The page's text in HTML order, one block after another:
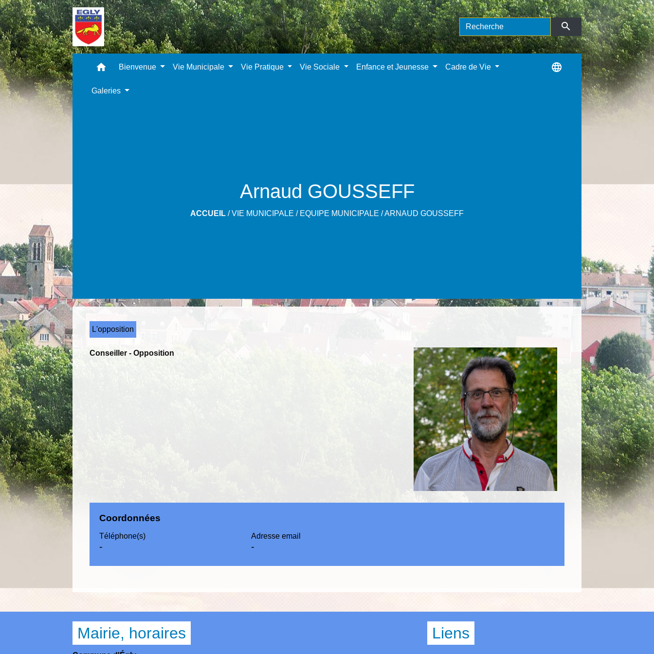
search
home Bienvenue Vie Municipale Vie Pratique Vie Sociale Enfance et Jeunesse Cadre de Vie
Galeries
language
Arnaud GOUSSEFF
ACCUEIL /VIE MUNICIPALE / EQUIPE MUNICIPALE /ARNAUD GOUSSEFF
L'opposition
Conseiller - Opposition
Coordonnées
Téléphone(s)
-
Adresse email
-
Mairie, horaires Liens